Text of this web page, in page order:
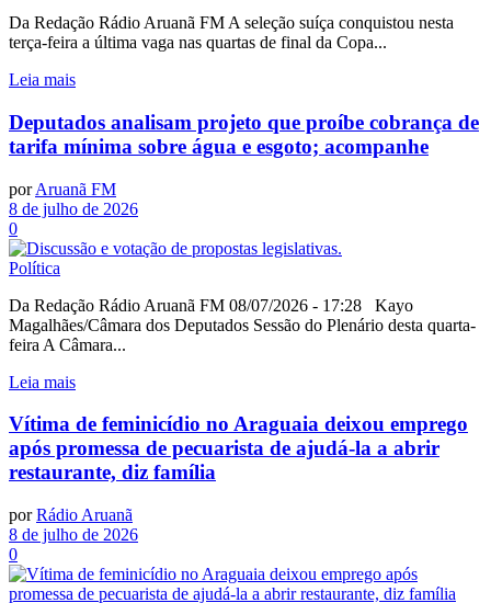
Da Redação Rádio Aruanã FM A seleção suíça conquistou nesta
terça-feira a última vaga nas quartas de final da Copa...
Leia mais
Deputados analisam projeto que proíbe cobrança de
tarifa mínima sobre água e esgoto; acompanhe
por Aruanã FM
8 de julho de 2026
0
Política
Da Redação Rádio Aruanã FM 08/07/2026 - 17:28 Kayo
Magalhães/Câmara dos Deputados Sessão do Plenário desta quarta-
feira A Câmara...
Leia mais
Vítima de feminicídio no Araguaia deixou emprego
após promessa de pecuarista de ajudá-la a abrir
restaurante, diz família
por Rádio Aruanã
8 de julho de 2026
0